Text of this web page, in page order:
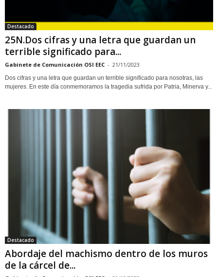
Destacado
25N.Dos cifras y una letra que guardan un
terrible significado para...
Gabinete de Comunicación OSI EEC - 21/11/2023
Dos cifras y una letra que guardan un terrible significado para nosotras, las
mujeres. En este día conmemoramos la tragedia sufrida por Patria, Minerva y...
Destacado
Abordaje del machismo dentro de los muros
de la cárcel de...